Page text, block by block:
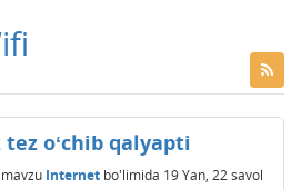
oʻchib qalyapti
Internetbo'limida 19 Yan, 22 savol